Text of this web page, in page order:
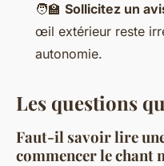
🧑‍🏫 Sollicitez un
œil extérieur reste
autonomie.
Les questions
Faut-il savoir lire
commencer le chant